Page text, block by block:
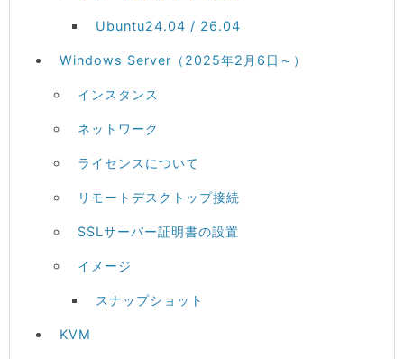
Ubuntu24.04 / 26.04
Windows Server（2025年2月6日～）
インスタンス
ネットワーク
ライセンスについて
リモートデスクトップ接続
SSLサーバー証明書の設置
イメージ
スナップショット
KVM